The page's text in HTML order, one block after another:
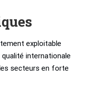
exploitable
internationale
secteurs en forte